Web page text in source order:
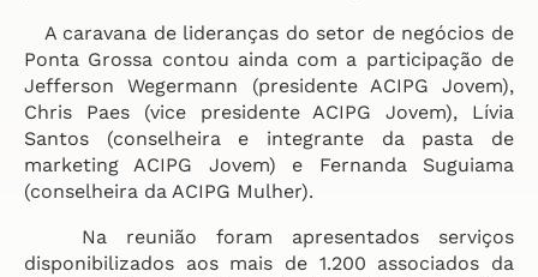
A caravana de lideranças do setor de negócios de
Ponta Grossa contou ainda com a participação de
Jefferson Wegermann (presidente ACIPG Jovem),
Chris Paes (vice presidente ACIPG Jovem), Lívia
Santos (conselheira e integrante da pasta de
marketing ACIPG Jovem) e Fernanda Suguiama
(conselheira da ACIPG Mulher).
Na reunião foram apresentados serviços
disponibilizados aos mais de 1.200 associados da